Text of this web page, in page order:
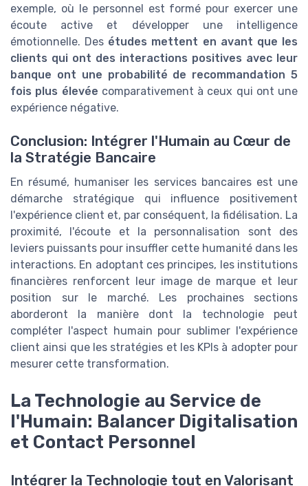
exemple, où le personnel est formé pour exercer une
écoute active et développer une intelligence
émotionnelle. Des études mettent en avant que les
clients qui ont des interactions positives avec leur
banque ont une probabilité de recommandation 5
fois plus élevée comparativement à ceux qui ont une
expérience négative.
Conclusion: Intégrer l'Humain au Cœur de
la Stratégie Bancaire
En résumé, humaniser les services bancaires est une
démarche stratégique qui influence positivement
l'expérience client et, par conséquent, la fidélisation. La
proximité, l'écoute et la personnalisation sont des
leviers puissants pour insuffler cette humanité dans les
interactions. En adoptant ces principes, les institutions
financières renforcent leur image de marque et leur
position sur le marché. Les prochaines sections
aborderont la manière dont la technologie peut
compléter l'aspect humain pour sublimer l'expérience
client ainsi que les stratégies et les KPIs à adopter pour
mesurer cette transformation.
La Technologie au Service de
l'Humain: Balancer Digitalisation
et Contact Personnel
Intégrer la Technologie tout en Valorisan​t